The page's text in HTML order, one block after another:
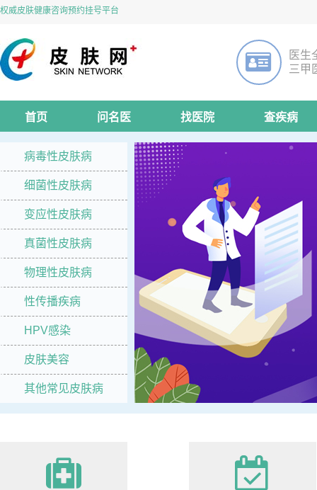
权威皮肤健康咨询预约挂号平台
医生
三甲
首页 问名医 找医院 查疾病
病毒性皮肤病
细菌性皮肤病
变应性皮肤病
真菌性皮肤病
物理性皮肤病
性传播疾病
HPV感染
皮肤美容
其他常见皮肤病